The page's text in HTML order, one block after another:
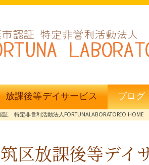
放課後等デイサービス ブログ
証 特定非営利活動法人FORTUNALABORATORIO HOME
区放課後等デイ